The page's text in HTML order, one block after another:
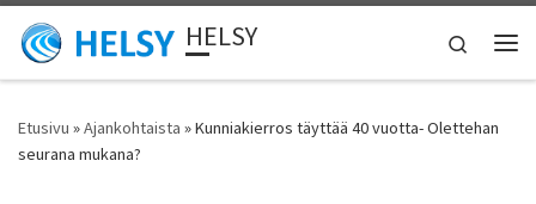
Skip to content HELSY
Search
Etusivu »Ajankohtaista »Kunniakierros täyttää 40 vuotta- Olettehan
seurana mukana?